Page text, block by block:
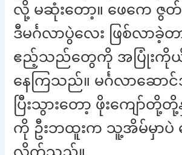
လို့ မဆုံးတော့။ ဖေကေ ဇွ
ဒီမင်္ဂလာပွဲလေး ဖြစ်လာခဲ့
ဧည့်သည်တွေကို အပြုံးကိုယ်
နေကြသည်။ မင်္ဂလာဆောင်
ပြီးသွားတော့ ဖိုးကျော်တို့
ကို ဦးဘထူးက သူ့အိမ်မှာပဲ ခ